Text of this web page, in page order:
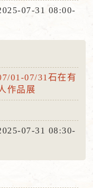
07-31 08:00-
01-07/31石在有
作品展
07-31 08:30-